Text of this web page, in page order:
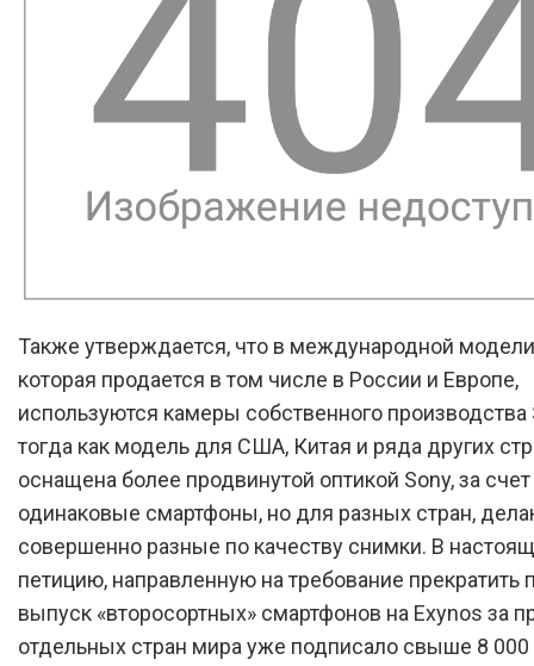
Также утверждается, что в международной модели
которая продается в том числе в России и Европе,
используются камеры собственного производства
тогда как модель для США, Китая и ряда других
оснащена более продвинутой оптикой Sony, за
одинаковые смартфоны, но для разных стран,
совершенно разные по качеству снимки. В
петицию, направленную на требование прекратить
выпуск «второсортных» смартфонов на Exynos за
отдельных стран мира уже подписало свыше 8 000